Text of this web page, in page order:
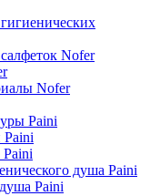
Nofer
Nofer
Paini
душа Paini
Paini